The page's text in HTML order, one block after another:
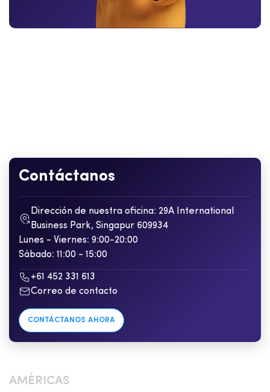
Contáctanos
Dirección de nuestra oficina: 29A International
Business Park, Singapur 609934
Lunes - Viernes: 9:00-20:00
Sábado: 11:00 - 15:00
+61 452 331 613
Correo de contacto
CONTÁCTANOS AHORA
AMÉRICAS